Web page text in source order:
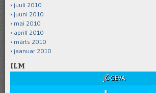
juuli 2010
juuni 2010
mai 2010
aprill 2010
märts 2010
jaanuar 2010
ILM
JÕGEVA